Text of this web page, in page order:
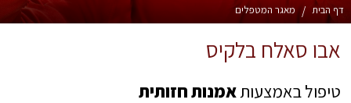
דף הבית / מאגר המטפלים
אבו סאלח בלקיס
טיפול באמצעותאמנות חזותית